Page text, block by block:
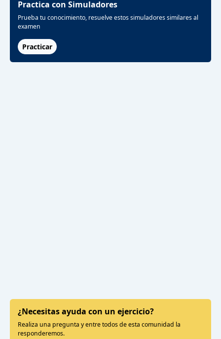
Practica con Simuladores
Prueba tu conocimiento, resuelve estos simuladores similares al
examen
Practicar
¿Necesitas ayuda con un ejercicio?
Realiza una pregunta y entre todos de esta comunidad la
responderemos.